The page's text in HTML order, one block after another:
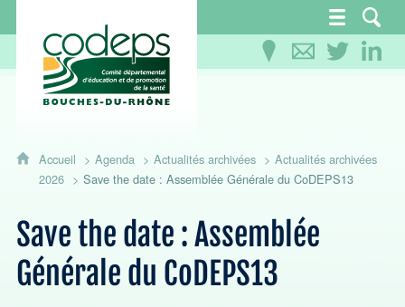
CoDEPS 13 - Comité départemental
Accueil Agenda Actualités archivées
Actualités archivées
2026
Save the date : Assemblée Générale du CoDEPS13
Save the date : Assemblée
Générale du CoDEPS13